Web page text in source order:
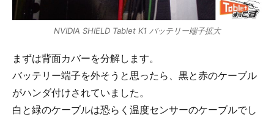
NVIDIA SHIELD Tablet K1 バッテリー端子拡大
まずは背面カバーを分解します。
バッテリー端子を外そうと思ったら、黒と赤のケーブル
がハンダ付けされていました。
白と緑のケーブルは恐らく温度センサーのケーブルでし